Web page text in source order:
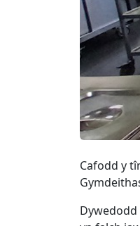
Cafodd y
Dywedodd